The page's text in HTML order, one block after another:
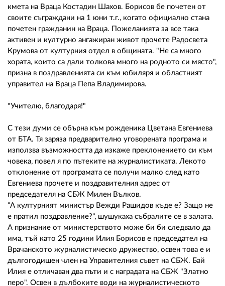
кмета на Враца Костадин Шахов. Борисов бе почетен от
своите съграждани на 1 юни т.г., когато официално стана
почетен гражданин на Враца. Пожеланията за все така
активен и културно ангажиран живот прочете Радосвета
Крумова от културния отдел в общината. "Не са много
хората, които са дали толкова много на родното си място",
призна в поздравленията си към юбиляря и областният
управител на Враца Пепа Владимирова.
"Учителю, благодаря!"
С тези думи се обърна към рожденика Цветана Евгениева
от БТА. Тя заряза предварително уговорената програма и
използва възможността да изкаже преклонението си към
човека, повел я по пътеките на журналистиката. Лекото
отклонение от програмата се получи малко след като
Евгениева прочете и поздравителния адрес от
председателя на СБЖ Милен Вълков.
"А културният министър Вежди Рашидов къде е? Защо не
е пратил поздравление?", шушукаха събралите се в залата.
А признание от министерството може би би следвало да
има, тъй като 25 години Илия Борисов е председател на
Врачанското журналистическо дружество, освен това е и
дългогодишен член на Управителния съвет на СБЖ. Бай
Илия е отличаван два пъти и с наградата на СБЖ "Златно
перо". Освен в дълбоките води на журналистическото